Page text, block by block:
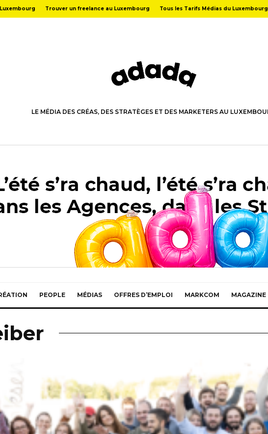
Trouver un freelance au Luxembourg Tous les Tarifs Médias du Luxembourg
LE MÉDIA DES CRÉAS, DES STRATÈGES ET DES MARKETERS AU
PEOPLE MÉDIAS OFFRES D’EMPLOI MARKCOM MAGAZINE